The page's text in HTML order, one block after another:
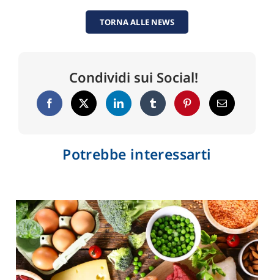
TORNA ALLE NEWS
Condividi sui Social!
Potrebbe interessarti